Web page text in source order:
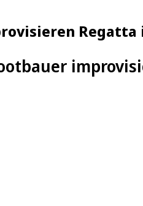
Regatta